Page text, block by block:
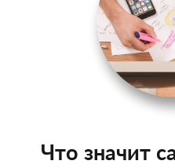
Что значит